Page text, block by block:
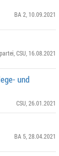
BA 2 , 10.09.2021
CSU , 16.08.2021
und
CSU , 26.01.2021
BA 5, 28.04.2021